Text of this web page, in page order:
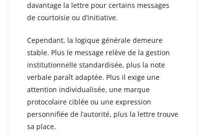
davantage la lettre pour certains messages
de courtoisie ou d’initiative.
Cependant, la logique générale demeure
stable. Plus le message relève de la gestion
institutionnelle standardisée, plus la note
verbale paraît adaptée. Plus il exige une
attention individualisée, une marque
protocolaire ciblée ou une expression
personnifiée de l’autorité, plus la lettre trouve
sa place.